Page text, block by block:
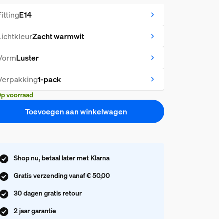
E14
Zacht warmwit
Luster
1-pack
voorraad
Toevoegen aan winkelwagen
Shop nu, betaal later met Klarna
Gratis verzending vanaf € 50,00
30 dagen gratis retour
2 jaar garantie